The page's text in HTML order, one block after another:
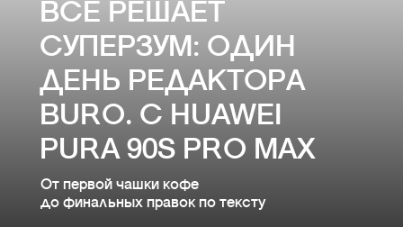
ВСЕ РЕШАЕТ
СУПЕРЗУМ: ОДИН
ДЕНЬ РЕДАКТОРА
BURO. С HUAWEI
PURA 90S PRO MAX
От первой чашки кофе
до финальных правок по тексту